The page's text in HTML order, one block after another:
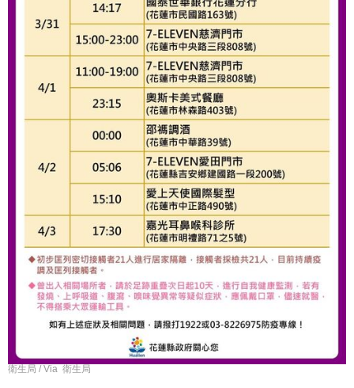
衛生局 / Via 衛生局